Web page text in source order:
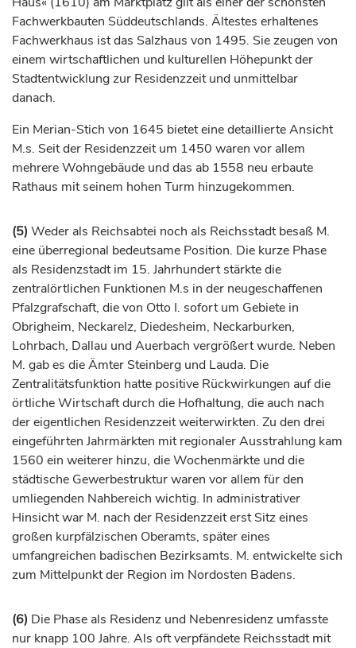
Fachwerkbauten Süddeutschlands. Ältestes erhaltenes
Fachwerkhaus ist das Salzhaus von 1495. Sie zeugen von
einem wirtschaftlichen und kulturellen Höhepunkt der
Stadtentwicklung zur Residenzzeit und unmittelbar
danach.
Ein Merian-Stich von 1645 bietet eine detaillierte Ansicht
M.s. Seit der Residenzzeit um 1450 waren vor allem
mehrere Wohngebäude und das ab 1558 neu erbaute
Rathaus mit seinem hohen Turm hinzugekommen.
(5) Weder als Reichsabtei noch als Reichsstadt besaß M.
eine überregional bedeutsame Position. Die kurze Phase
als Residenzstadt im 15. Jahrhundertstärkte die
zentralörtlichen Funktionen M.s in der neugeschaffenen
Pfalzgrafschaft, die von Otto I. sofort um Gebiete in
Obrigheim, Neckarelz, Diedesheim, Neckarburken,
Lohrbach, Dallau und Auerbach vergrößert wurde. Neben
M. gab es die Ämter Steinberg und Lauda. Die
Zentralitätsfunktion hatte positive Rückwirkungen auf die
örtliche Wirtschaft durch die Hofhaltung, die auch nach
der eigentlichen Residenzzeit weiterwirkten. Zu den drei
eingeführten Jahrmärkten mit regionaler Ausstrahlung kam
1560 ein weiterer hinzu, die Wochenmärkte und die
städtische Gewerbestruktur waren vor allem für den
umliegenden Nahbereich wichtig. In administrativer
Hinsicht war M. nach der Residenzzeit erst Sitz eines
großen kurpfälzischen Oberamts, später eines
umfangreichen badischen Bezirksamts. M. entwickelte sich
zum Mittelpunkt der Region im Nordosten Badens.
(6) Die Phase als Residenz und Nebenresidenz umfasste
nur knapp 100 Jahre. Als oft verpfändete Reichsstadt mit